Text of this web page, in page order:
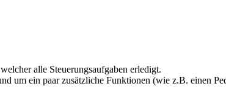
alle Steuerungsaufgaben erledigt.
um ein paar zusätzliche Funktionen (wie z.B. einen